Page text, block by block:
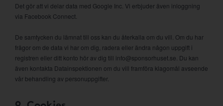
Det gör att vi delar data med Google Inc. Vi erbjuder även inloggning
via Facebook Connect.
De samtycken du lämnat till oss kan du återkalla om du vill. Om du har
frågor om de data vi har om dig, radera eller ändra någon uppgift i
registren eller ditt konto hör av dig till info@sponsorhuset.se. Du kan
även kontakta Datainspektionen om du vill framföra klagomål avseende
vår behandling av personuppgifter.